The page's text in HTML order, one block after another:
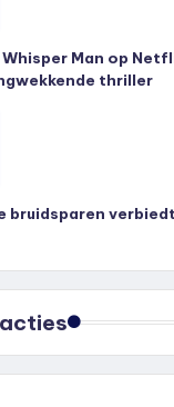
Man op
thriller
bruidsparen